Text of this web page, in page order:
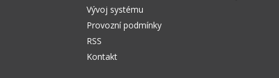
Vývoj systému
Provozní podmínky
RSS
Kontakt